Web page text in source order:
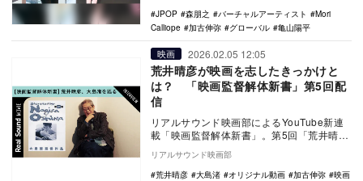
JPOP
森朋之 バーチャルアーティスト
Mori
Calliope
加古伸弥 グローバル 亀山陽平
映画 2026.02.05 12:05
荒井晴彦が映画を志したきっかけと
は？ 「映画監督解体新書」第5回配
信
リアルサウンド映画部によるYouTube新連
載「映画監督解体新書」。第5回「荒井晴
彦、大島渚を語る」が配信された。 【映画
監督…
リアルサウンド映画部
荒井晴彦
大島渚 オリジナル動画 加古伸弥
映画